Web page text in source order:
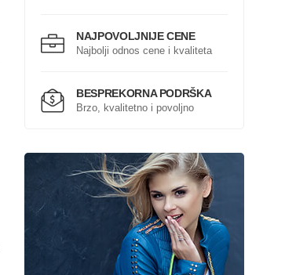
NAJPOVOLJNIJE CENE
Najbolji odnos cene i kvaliteta
BESPREKORNA PODRŠKA
Brzo, kvalitetno i povoljno